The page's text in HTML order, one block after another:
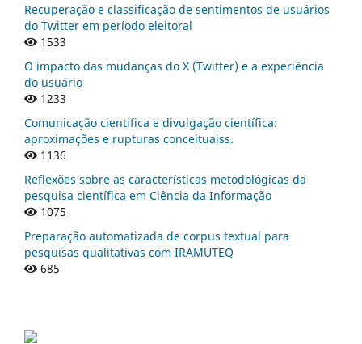
Recuperação e classificação de sentimentos de usuários
do Twitter em período eleitoral
1533
O impacto das mudanças do X (Twitter) e a experiência
do usuário
1233
Comunicação cientifica e divulgação científica:
aproximações e rupturas conceituaiss.
1136
Reflexões sobre as características metodológicas da
pesquisa científica em Ciência da Informação
1075
Preparação automatizada de corpus textual para
pesquisas qualitativas com IRAMUTEQ
685